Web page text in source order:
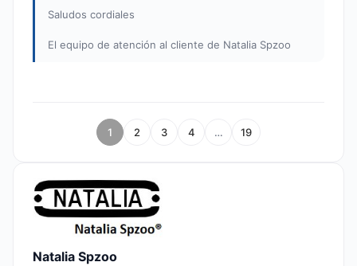
Saludos cordiales
El equipo de atención al cliente de Natalia Spzoo
1 2 3 4 … 19
Natalia Spzoo